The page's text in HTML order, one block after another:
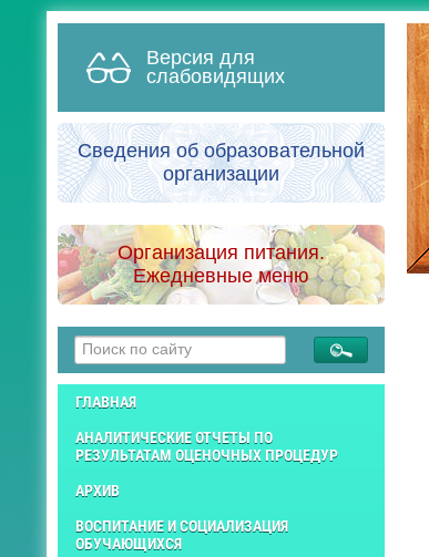
Версия для
слабовидящих
Сведения об образовательной
организации
Организация питания.
Ежедневные меню
ГЛАВНАЯ
АНАЛИТИЧЕСКИЕ ОТЧЕТЫ ПО
РЕЗУЛЬТАТАМ ОЦЕНОЧНЫХ ПРОЦЕДУР
АРХИВ
ВОСПИТАНИЕ И СОЦИАЛИЗАЦИЯ
ОБУЧАЮЩИХСЯ